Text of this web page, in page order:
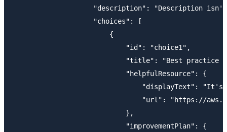
"description": "Description
                    "choices": [
                        {
                            "id": "choice1",
"title": "Best practice
                            "helpfulResource": {
"displayText":
"url": "https://
                            },
                            "improvementPlan": {